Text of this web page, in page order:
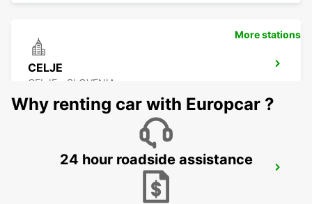
CELJE
CELJE - SLOVENIA
KLAGENFURT AIRPORT
More stations
Why renting car with Europcar ?
24 hour roadside assistance